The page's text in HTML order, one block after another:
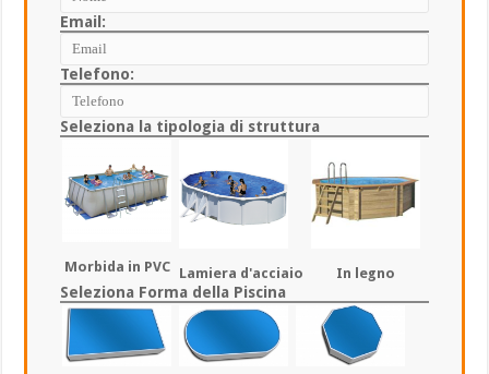
Email:
Telefono:
Seleziona la tipologia di struttura
Morbida in PVC Lamiera d'acciaio In legno
Seleziona Forma della Piscina